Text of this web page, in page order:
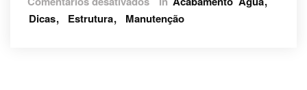
Importância
da
Dicas
Estrutura Manutenção